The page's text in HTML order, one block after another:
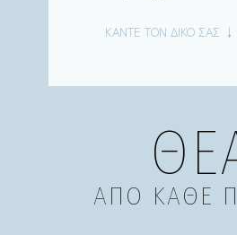
ΚΑΝΤΕ ΤΟΝ ΔΙΚΟ ΣΑΣ ↓
ΑΠΟ ΚΑΘΕ